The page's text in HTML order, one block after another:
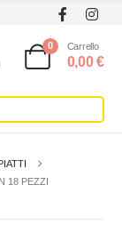
0 Carrello
0,00€
18 PEZZI